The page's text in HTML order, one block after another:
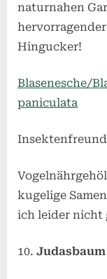
naturnahen
Hingucker!
Blasenesche/
paniculata
kugelige
ich leider nicht
Judasbaum